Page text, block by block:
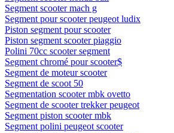
Segment scooter mach g
Segment pour scooter peugeot ludix
Piston segment pour scooter
Piston segment scooter piaggio
Polini 70cc scooter segment
Segment chromé pour scooter$
Segment de moteur scooter
Segment de scoot 50
Segmentation scooter mbk ovetto
Segment de scooter trekker peugeot
Segment piston scooter mbk
Segment polini peugeot scooter